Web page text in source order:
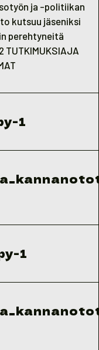
ja -politiikan
kutsuu jäseniksi
perehtyneitä
TUTKIMUKSIAJA
1
1